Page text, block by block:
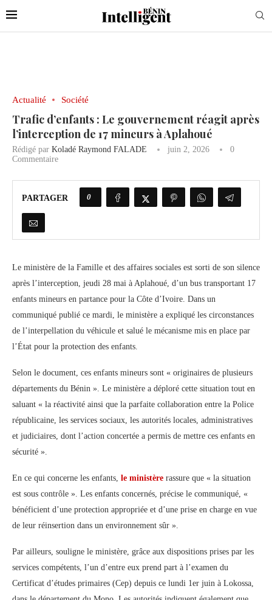
Actualité Société
Trafic d’enfants : Le gouvernement réagit après
l’interception de 17 mineurs à Aplahoué
Rédigé par Koladé Raymond FALADE juin 2, 2026
0
Commentaire
PARTAGER 0
Le ministère de la Famille et des affaires sociales est sorti de son silence
après l’interception, jeudi 28 mai à Aplahoué, d’un bus transportant 17
enfants mineurs en partance pour la Côte d’Ivoire. Dans un
communiqué publié ce mardi, le ministère a expliqué les circonstances
de l’interpellation du véhicule et salué le mécanisme mis en place par
l’État pour la protection des enfants.
Selon le document, ces enfants mineurs sont « originaires de plusieurs
départements du Bénin ». Le ministère a déploré cette situation tout en
saluant « la réactivité ainsi que la parfaite collaboration entre la Police
républicaine, les services sociaux, les autorités locales, administratives
et judiciaires, dont l’action concertée a permis de mettre ces enfants en
sécurité ».
En ce qui concerne les enfants, le ministère rassure que « la situation
est sous contrôle ». Les enfants concernés, précise le communiqué, «
bénéficient d’une protection appropriée et d’une prise en charge en vue
de leur réinsertion dans un environnement sûr ».
Par ailleurs, souligne le ministère, grâce aux dispositions prises par les
services compétents, l’un d’entre eux prend part à l’examen du
Certificat d’études primaires (Cep) depuis ce lundi 1er juin à Lokossa,